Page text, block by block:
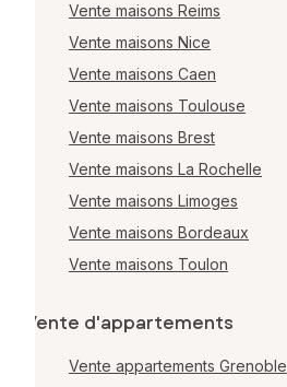
Vente maisons Reims
Vente maisons Nice
Vente maisons Caen
Vente maisons Toulouse
Vente maisons Brest
Vente maisons La Rochelle
Vente maisons Limoges
Vente maisons Bordeaux
Vente maisons Toulon
Vente d'appartements
Vente appartements Grenoble